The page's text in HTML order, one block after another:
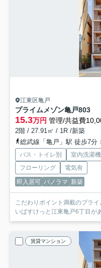
江東区亀戸
プライムメゾン亀戸803
15.3万円 管理/共益費
2階 / 27.91㎡ / 1R /新築
総武線「亀戸」駅 徒歩7分
バス・トイレ別 室内洗濯
フローリング
電気有
即入居可 パノラマ 新築
こだわりポイント満載のプラ
いばすけっと江東亀戸6丁目が
賃貸マンション